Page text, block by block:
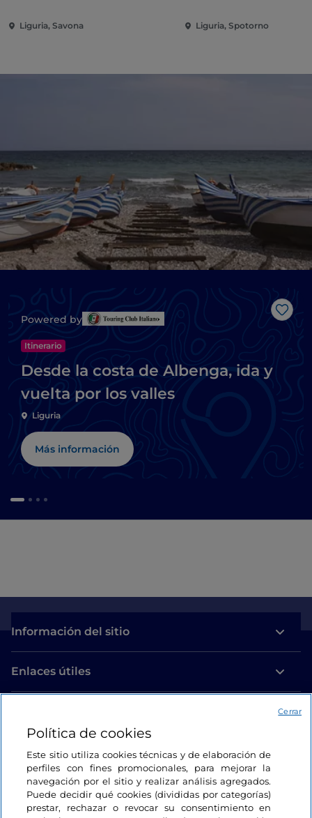
Liguria, Savona Liguria, Spotorno
Me
Powered by
Itinerario
Desde la costa de Albenga, ida y
vuelta por los valles
Liguria
Más información
Información del sitio
Enlaces útiles
Estamos en contacto
Política de cookies
Este sitio utiliza cookies técnicas y de elaboración de
perfiles con fines promocionales, para mejorar la
navegación por el sitio y realizar análisis agregados.
Puede decidir qué cookies (divididas por categorías)
prestar, rechazar o revocar su consentimiento en
Cerrar